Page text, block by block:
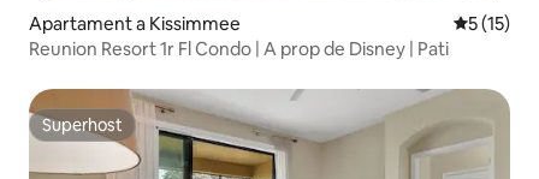
Apartament a Kissimmee 5 de
5 (15)
Reunion Resort 1r Fl Condo | A prop de Disney | Pati
Superhost
Superhost